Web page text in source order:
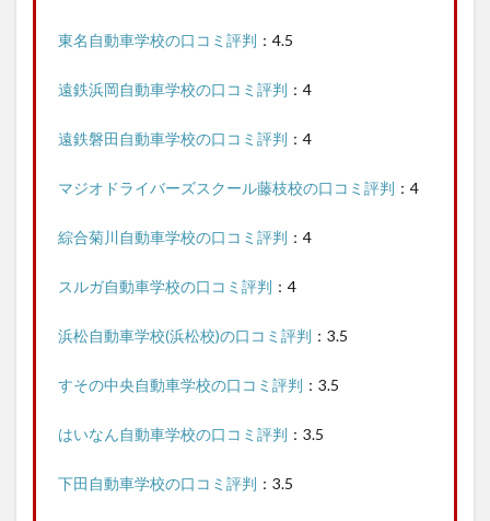
東名自動車学校の口コミ評判 ：4.5
遠鉄浜岡自動車学校の口コミ評判 ：4
遠鉄磐田自動車学校の口コミ評判 ：4
マジオドライバーズスクール藤枝校の口コミ評判 ：4
綜合菊川自動車学校の口コミ評判 ：4
スルガ自動車学校の口コミ評判 ：4
浜松自動車学校(浜松校)の口コミ評判 ：3.5
すその中央自動車学校の口コミ評判 ：3.5
はいなん自動車学校の口コミ評判 ：3.5
下田自動車学校の口コミ評判 ：3.5